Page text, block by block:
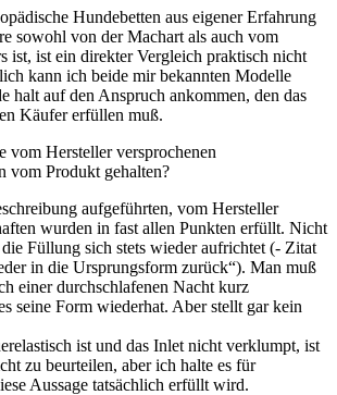
Hundebetten aus eigener Erfahrung
sowohl von der Machart als auch vom
ist, ist ein direkter Vergleich praktisch nicht
kann ich beide mir bekannten Modelle
halt auf den Anspruch ankommen, den das
Käufer erfüllen muß.
vom Hersteller versprochenen
vom Produkt gehalten?
aufgeführten, vom Hersteller
wurden in fast allen Punkten erfüllt. Nicht
Füllung sich stets wieder aufrichtet (- Zitat
in die Ursprungsform zurück“). Man muß
einer durchschlafenen Nacht kurz
seine Form wiederhat. Aber stellt gar kein
ist und das Inlet nicht verklumpt, ist
zu beurteilen, aber ich halte es für
Aussage tatsächlich erfüllt wird.